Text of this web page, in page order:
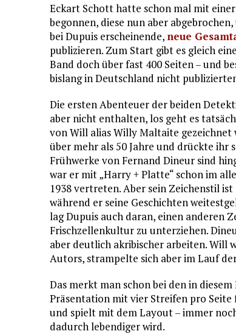
Eckart Schott hatte schon mal mit einer
begonnen, diese nun aber
bei Dupuis erscheinende, neue
publizieren. Zum Start gibt es gleich
Band doch über fast 400 Seiten – und
bislang in Deutschland nicht
Die ersten Abenteuer der beiden
aber nicht enthalten, los geht es
von Will alias Willy Maltaite gezeichnet
über mehr als 50 Jahre und drückte ihr
Frühwerke von Fernand Dineur sind
war er mit „Harry + Platte“ schon im
1938 vertreten. Aber sein Zeichenstil
während er seine Geschichten
lag Dupuis auch daran, einen anderen
Frischzellenkultur zu unterziehen.
aber deutlich akribischer arbeiten. Will
Autors, strampelte sich aber im Lauf
Das merkt man schon bei den in
Präsentation mit vier Streifen pro
und spielt mit dem Layout – immer
dadurch lebendiger wird.